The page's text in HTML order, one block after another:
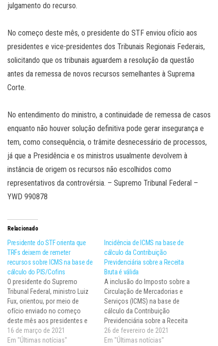
julgamento do recurso.
No começo deste mês, o presidente do STF enviou ofício aos
presidentes e vice-presidentes dos Tribunais Regionais Federais,
solicitando que os tribunais aguardem a resolução da questão
antes da remessa de novos recursos semelhantes à Suprema
Corte.
No entendimento do ministro, a continuidade de remessa de casos
enquanto não houver solução definitiva pode gerar insegurança e
tem, como consequência, o trâmite desnecessário de processos,
já que a Presidência e os ministros usualmente devolvem à
instância de origem os recursos não escolhidos como
representativos da controvérsia. – Supremo Tribunal Federal –
YWD 990878
Relacionado
Presidente do STF orienta que
TRFs deixem de remeter
recursos sobre ICMS na base de
cálculo do PIS/Cofins
O presidente do Supremo
Tribunal Federal, ministro Luiz
Fux, orientou, por meio de
ofício enviado no começo
deste mês aos presidentes e
vice-presidentes dos Tribunais
Regionais Federais, que os
16 de março de 2021
Em "Últimas notícias"
Incidência de ICMS na base de
cálculo da Contribuição
Previdenciária sobre a Receita
Bruta é válida
A inclusão do Imposto sobre a
Circulação de Mercadorias e
Serviços (ICMS) na base de
cálculo da Contribuição
Previdenciária sobre a Receita
Bruta (CPRB) não fere a
Constituição Federal. Esse
26 de fevereiro de 2021
Em "Últimas notícias"